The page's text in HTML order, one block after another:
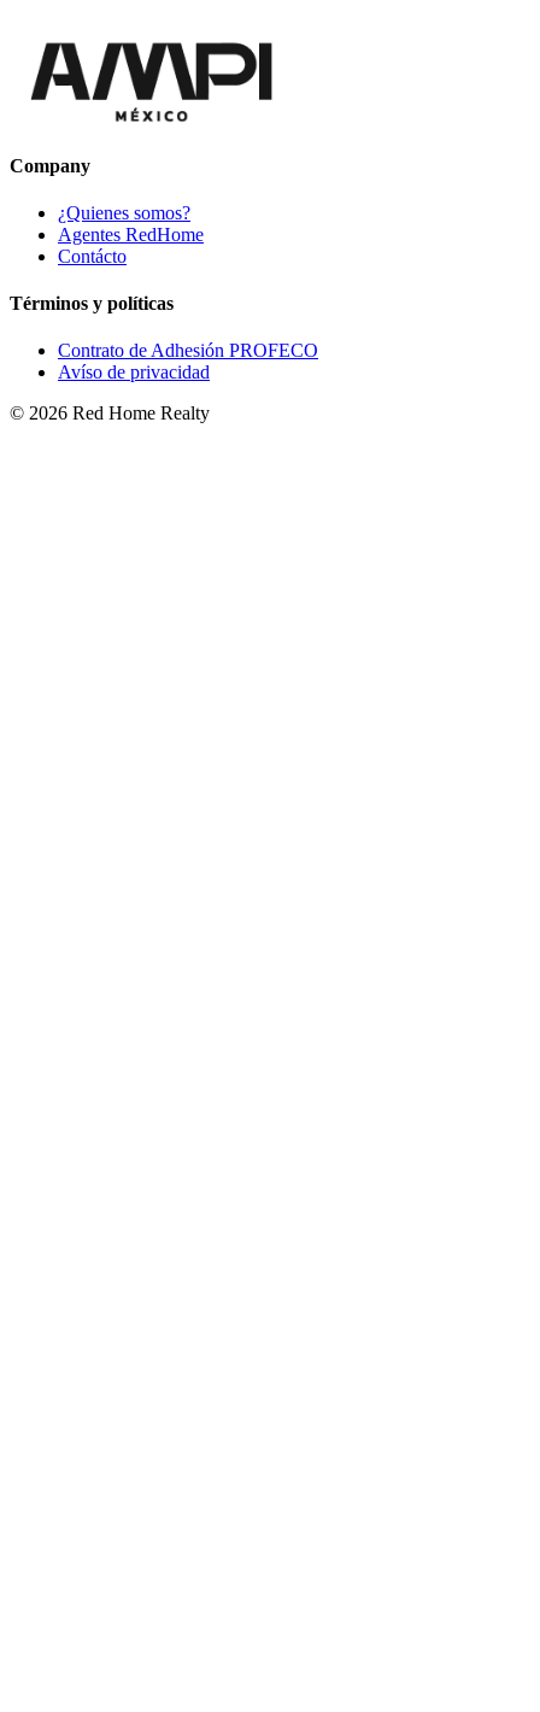
Company
¿Quienes somos?
Agentes RedHome
Contácto
Términos y políticas
Contrato de Adhesión PROFECO
Avíso de privacidad
© 2026 Red Home Realty